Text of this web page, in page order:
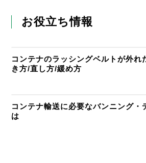
お役立ち情報
コンテナのラッシングベルトが外
き方/直し方/緩め方
コンテナ輸送に必要なバンニング・
は